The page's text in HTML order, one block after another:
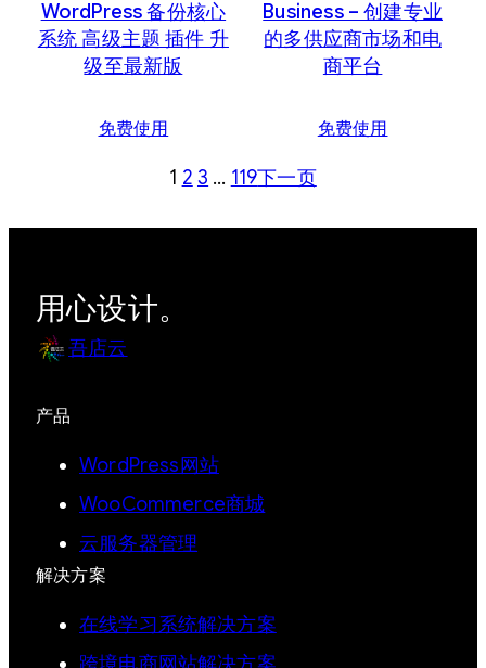
WordPress 备份核心
系统 高级主题 插件 升
级至最新版
免费使用
Business – 创建专业
的多供应商市场和电
商平台
免费使用
1 2 3 … 119下一页
用心设计。
吾店云
产品
WordPress网站
WooCommerce商城
云服务器管理
解决方案
在线学习系统解决方案